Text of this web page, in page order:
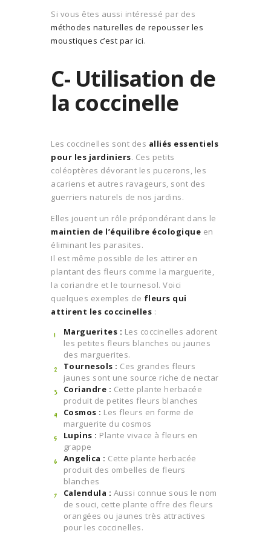
Si vous êtes aussi intéressé par des
méthodes naturelles de repousser les
moustiques c’est par ici.
C- Utilisation de
la coccinelle
Les coccinelles sont des alliés essentiels
pour les jardiniers. Ces petits
coléoptères dévorant les pucerons, les
acariens et autres ravageurs, sont des
guerriers naturels de nos jardins.
Elles jouent un rôle prépondérant dans le
maintien de l’équilibre écologique en
éliminant les parasites.
Il est même possible de les attirer en
plantant des fleurs comme la marguerite,
la coriandre et le tournesol. Voici
quelques exemples de fleurs qui
attirent les coccinelles :
Marguerites : Les coccinelles adorent
les petites fleurs blanches ou jaunes
des marguerites.
Tournesols : Ces grandes fleurs
jaunes sont une source riche de nectar
Coriandre : Cette plante herbacée
produit de petites fleurs blanches
Cosmos : Les fleurs en forme de
marguerite du cosmos
Lupins : Plante vivace à fleurs en
grappe
Angelica : Cette plante herbacée
produit des ombelles de fleurs
blanches
Calendula : Aussi connue sous le nom
de souci, cette plante offre des fleurs
orangées ou jaunes très attractives
pour les coccinelles.